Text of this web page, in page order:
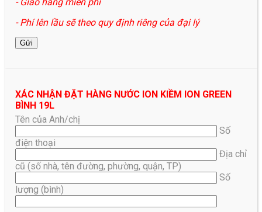
- Phí lên lầu sẽ theo quy định riêng của đại lý
XÁC NHẬN ĐẶT HÀNG NƯỚC ION KIỀM ION GREEN
BÌNH 19L
Tên của Anh/chị
Số
điện thoại
Địa chỉ
cũ (số nhà, tên đường, phường, quận, TP)
Số
lượng (bình)